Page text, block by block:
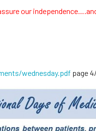
our
wednesday.pdf page